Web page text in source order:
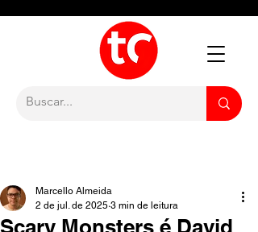
Scary Monsters é David
Marcello Almeida
2 de jul. de 2025 3 min de leitura